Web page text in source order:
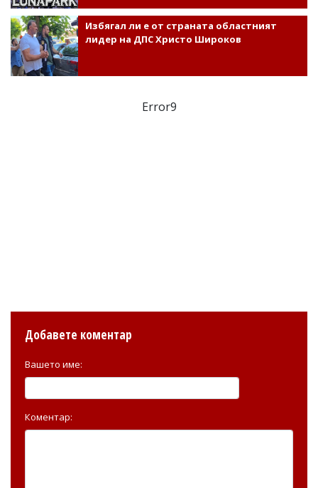
Избягал ли е от страната областният
лидер на ДПС Христо Широков
Error9
Добавете коментар
Вашето име:
Коментар: